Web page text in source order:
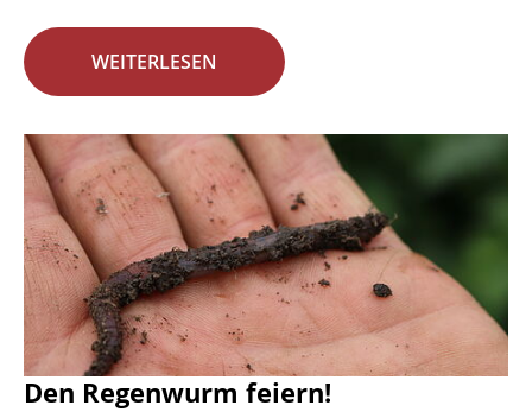
WEITERLESEN
Den Regenwurm feiern!